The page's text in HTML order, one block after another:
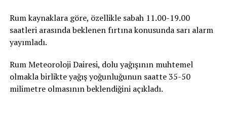
Rum kaynaklara göre, özellikle sabah 11.00-19.00
saatleri arasında beklenen fırtına konusunda sarı alarm
yayımladı.
Rum Meteoroloji Dairesi, dolu yağışının muhtemel
olmakla birlikte yağış yoğunluğunun saatte 35-50
milimetre olmasının beklendiğini açıkladı.